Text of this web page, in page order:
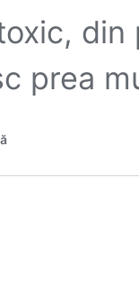
din
prea